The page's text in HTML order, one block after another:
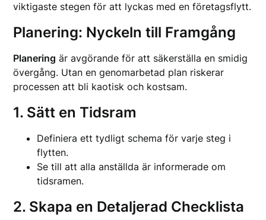
viktigaste stegen för att lyckas med en företagsflytt.
Planering: Nyckeln till Framgång
Planering är avgörande för att säkerställa en smidig
övergång. Utan en genomarbetad plan riskerar
processen att bli kaotisk och kostsam.
1. Sätt en Tidsram
Definiera ett tydligt schema för varje steg i
flytten.
Se till att alla anställda är informerade om
tidsramen.
2. Skapa en Detaljerad Checklista